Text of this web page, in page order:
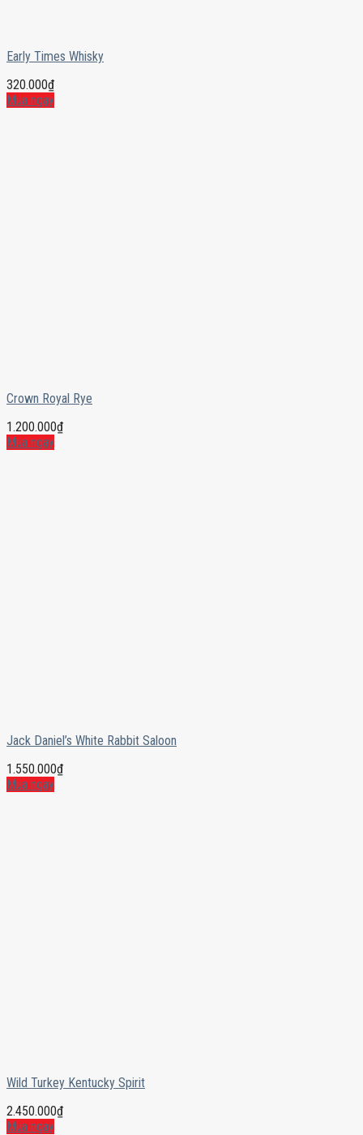
Early Times Whisky
320.000₫
Mua ngay
Crown Royal Rye
1.200.000₫
Mua ngay
Jack Daniel’s White Rabbit Saloon
1.550.000₫
Mua ngay
Wild Turkey Kentucky Spirit
2.450.000₫
Mua ngay